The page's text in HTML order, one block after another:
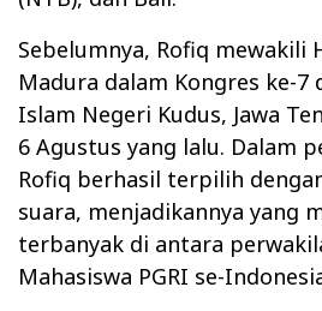
Sebelumnya, Rofiq mewakili
Madura dalam Kongres ke-
Islam Negeri Kudus, Jawa
6 Agustus yang lalu. Dalam
Rofiq berhasil terpilih
suara, menjadikannya yang
terbanyak di antara
Mahasiswa PGRI se-